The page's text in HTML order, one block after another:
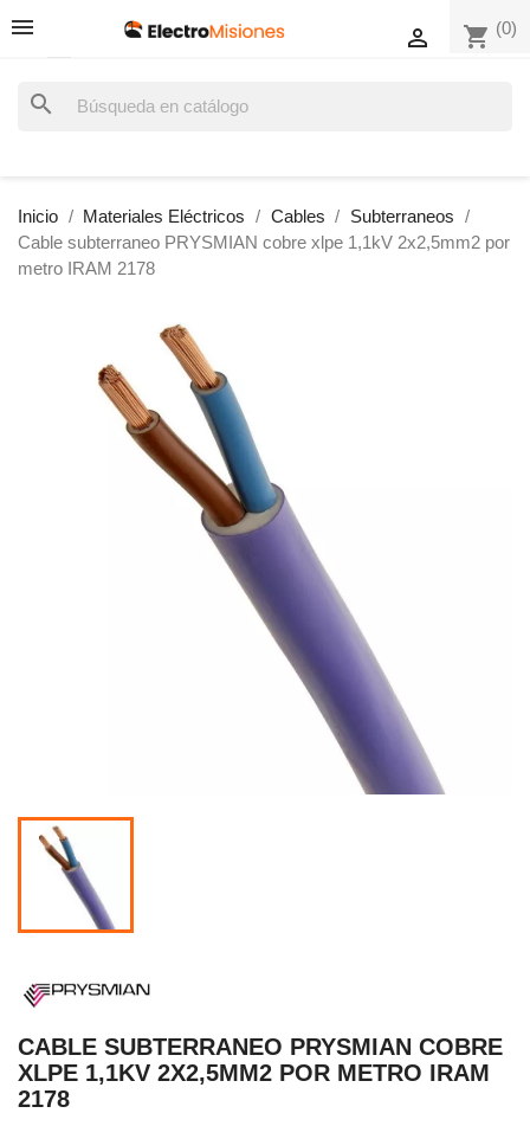
shopping_cart (0)

search
Inicio Materiales Eléctricos Cables
Subterraneos
Cable subterraneo PRYSMIAN cobre xlpe 1,1kV 2x2,5mm2 por
metro IRAM 2178
CABLE SUBTERRANEO PRYSMIAN COBRE
XLPE 1,1KV 2X2,5MM2 POR METRO IRAM
2178